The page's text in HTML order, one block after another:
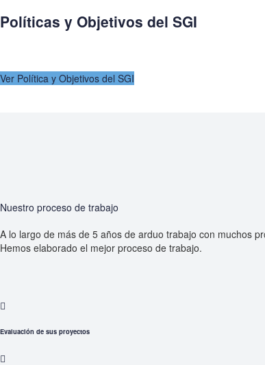
Políticas y Objetivos del SGI
Ver Política y Objetivos del SGI
Nuestro proceso de trabajo
A lo largo de más de 5 años de arduo trabajo con muchos
Hemos elaborado el mejor proceso de trabajo.
Evaluación de sus proyectos